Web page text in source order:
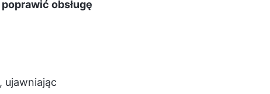
obsługę
ujawniając